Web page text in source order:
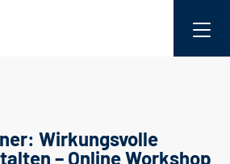
Wirkungsvolle
– Online Workshop